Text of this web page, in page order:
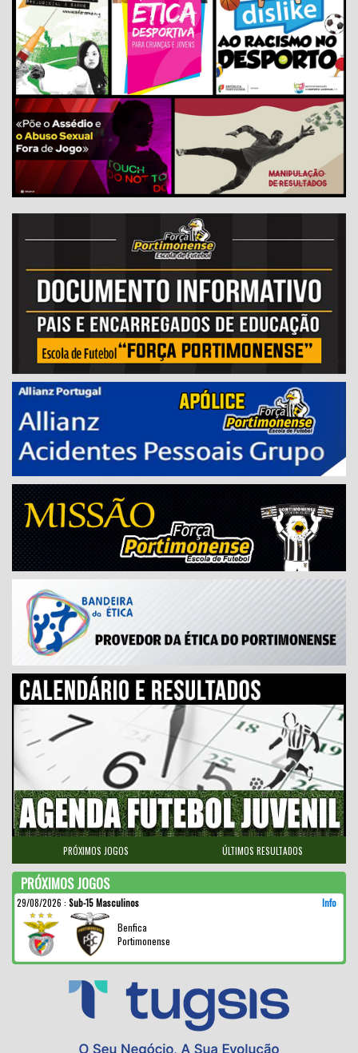
PRÓXIMOS JOGOS ÚLTIMOS RESULTADOS
PRÓXIMOS JOGOS
29/08/2026 : Sub-15 Masculinos
Info
Benfica
Portimonense